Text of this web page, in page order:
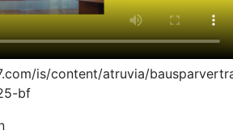
is/content/atruvia/
bf